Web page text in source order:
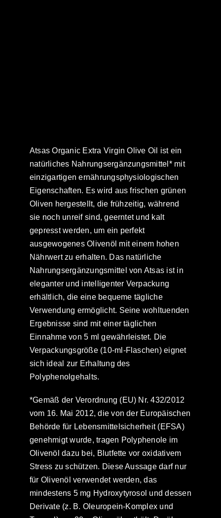
Atsas Organic Extra Virgin Olive Oil ist ein
natürliches Nahrungsergänzungsmittel* mit
einzigartigen ernährungsphysiologischen
Eigenschaften. Es wird aus frischen grünen
Oliven hergestellt, die frühzeitig, während
sie noch unreif sind, geerntet und kalt
gepresst werden, um ein perfekt
ausgewogenes Olivenöl mit einem hohen
Nährwert zu erhalten. Das natürliche
Nahrungsergänzungsmittel von Atsas ist in
eleganter und intelligenter Verpackung
erhältlich, die eine bequeme tägliche
Verwendung ermöglicht. Seine wohltuenden
Ergebnisse sind mit einer täglichen
Einnahme von 5 ml gewährleistet. Die
Verpackungsgröße (10-ml-Flaschen) eignet
sich ideal zur Erhaltung des
Polyphenolgehalts.
*Gemäß der Verordnung (EU) Nr. 432/2012
vom 16. Mai 2012, die von der Europäischen
Behörde für Lebensmittelsicherheit (EFSA)
genehmigt wurde, tragen Polyphenole im
Olivenöl dazu bei, Blutfette vor oxidativem
Stress zu schützen. Diese Aussage darf nur
für Olivenöl verwendet werden, das
mindestens 5 mg Hydroxytyrosol und dessen
Derivate (z. B. Oleuropein-Komplex und